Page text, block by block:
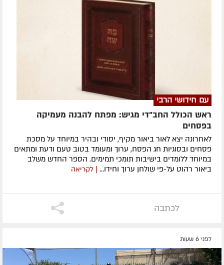
עם חידושי הרבי
ראש הכולל החב"די מגיש: מפתח להבנה מעמיקה
בפסחים
לאחרונה ​יצא לאור ביאור מקיף, יסודי ובהיר במיוחד על מסכת
פסחים ובסוגיות חג הפסח, ערוך ומעומד בטוב טעם ודעת ומתאים
במיוחד ללומדים בישיבות תומכי תמימים. ​הספר החדש משלב
ביאור רהוט על-פי שולחן ערוך וחידו... | לקריאה
לכתבה
לפני 6 שעות